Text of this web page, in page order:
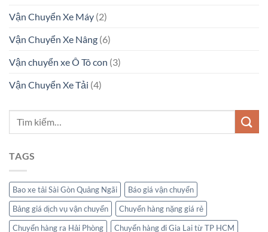
Vận Chuyển Xe Máy (2)
Vận Chuyển Xe Nâng (6)
Vận chuyển xe Ô Tô con (3)
Vận Chuyển Xe Tải (4)
TAGS
Bao xe tải Sài Gòn Quảng Ngãi
Báo giá vận chuyển
Bảng giá dịch vụ vận chuyển
Chuyển hàng nặng giá rẻ
Chuyển hàng ra Hải Phòng
Chuyển hàng đi Gia Lai từ TP HCM